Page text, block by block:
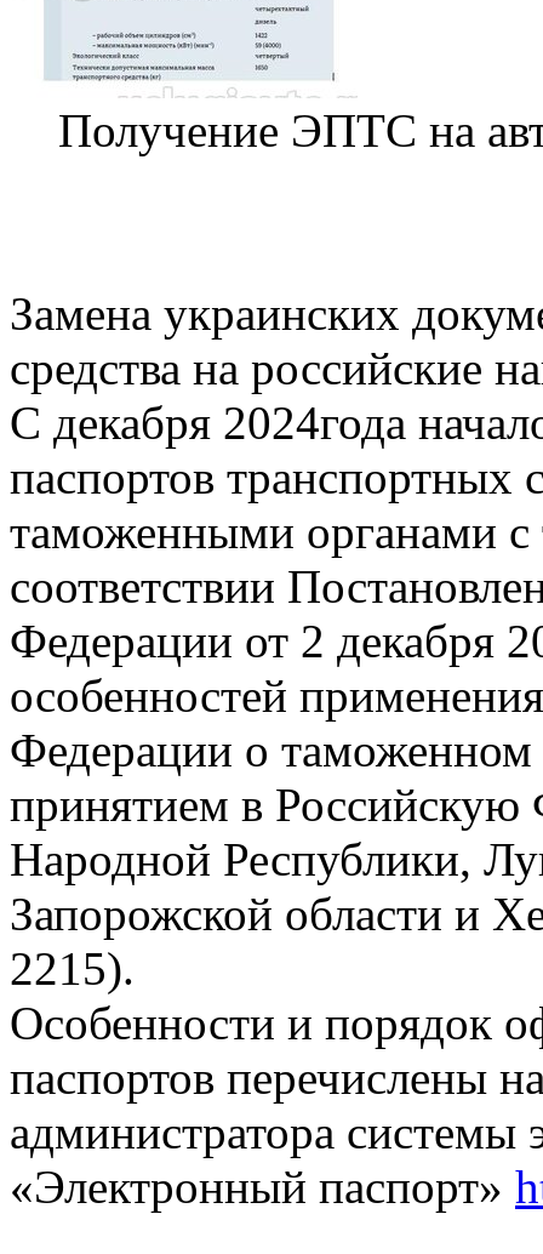
Получение ЭПТС на
Замена украинских
средства на российские
С декабря 2024года
паспортов
таможенными органами с
соответствии
Федерации от 2 декабря
особенностей
Федерации о таможенном
принятием в
Народной Республики,
Запорожской области и
2215).
Особенности и порядок
паспортов перечислены
администратора
«Электронный паспорт»